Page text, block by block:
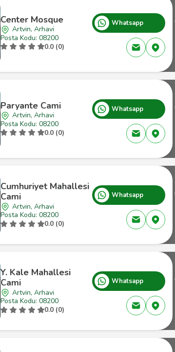
Center Mosque
Artvin, Arhavi
Posta Kodu: 08200
0.0 (0)
Whatsapp
Paryante Cami
Artvin, Arhavi
Posta Kodu: 08200
0.0 (0)
Whatsapp
Cumhuriyet Mahallesi
Cami
Artvin, Arhavi
Posta Kodu: 08200
0.0 (0)
Whatsapp
Y. Kale Mahallesi
Cami
Artvin, Arhavi
Posta Kodu: 08200
0.0 (0)
Whatsapp